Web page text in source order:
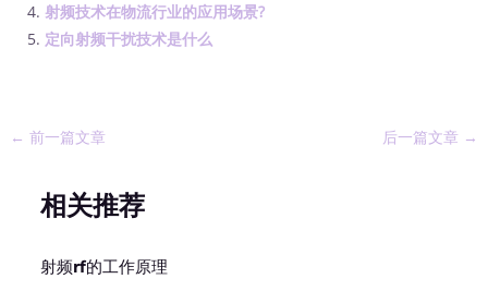
射频技术在物流行业的应用场景?
定向射频干扰技术是什么
← 前一篇文章 后一篇文章 →
相关推荐
射频rf的工作原理